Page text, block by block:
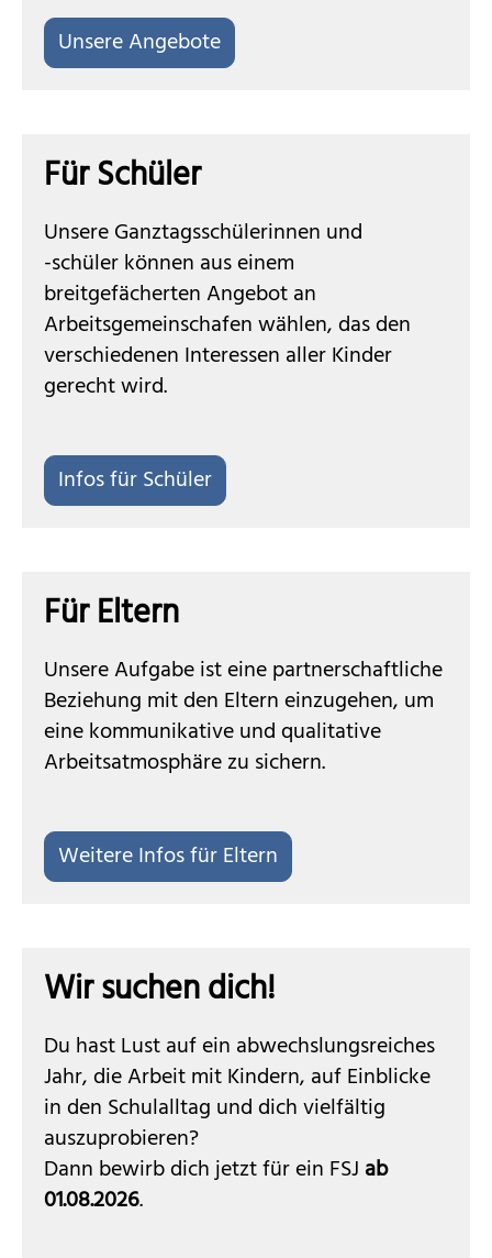
Unsere Angebote
Für Schüler
Unsere Ganztagsschülerinnen und
-schüler können aus einem
breitgefächerten Angebot an
Arbeitsgemeinschafen wählen, das den
verschiedenen Interessen aller Kinder
gerecht wird.
Infos für Schüler
Für Eltern
Unsere Aufgabe ist eine partnerschaftliche
Beziehung mit den Eltern einzugehen, um
eine kommunikative und qualitative
Arbeitsatmosphäre zu sichern.
Weitere Infos für Eltern
Wir suchen dich!
Du hast Lust auf ein abwechslungsreiches
Jahr, die Arbeit mit Kindern, auf Einblicke
in den Schulalltag und dich vielfältig
auszuprobieren?
Dann bewirb dich jetzt für ein FSJ ab
01.08.2026.